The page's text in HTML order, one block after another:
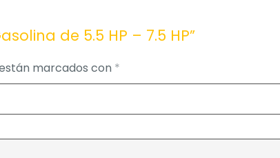
de 5.5 HP – 7.5 HP”
marcados con *